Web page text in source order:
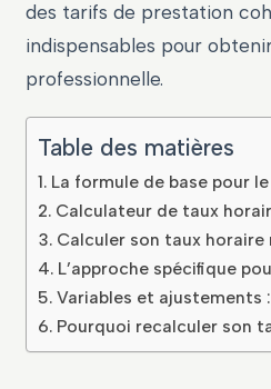
des tarifs de prestation
indispensables pour
professionnelle.
Table des matières
La formule de base pour
Calculateur de taux
Calculer son taux
L’approche spécifique
Variables et ajustements
Pourquoi recalculer son